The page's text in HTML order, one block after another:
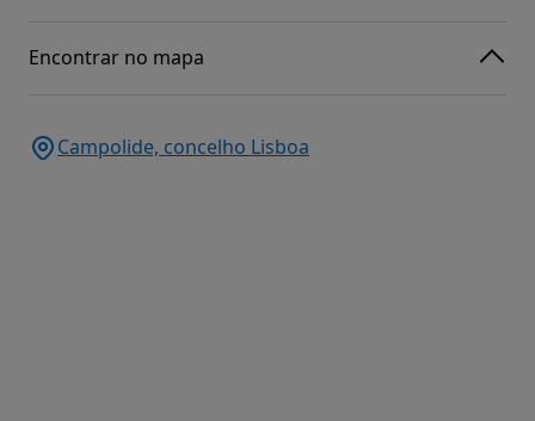
Encontrar no mapa
Campolide, concelho Lisboa